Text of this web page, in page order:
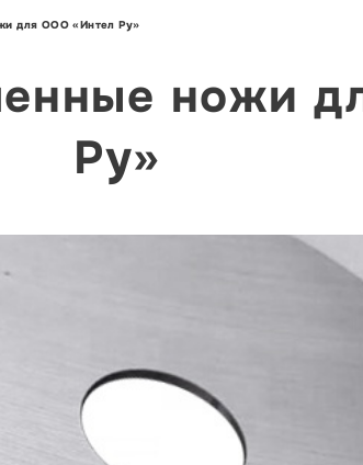
для ООО «Интел Ру»
ножи
Ру»